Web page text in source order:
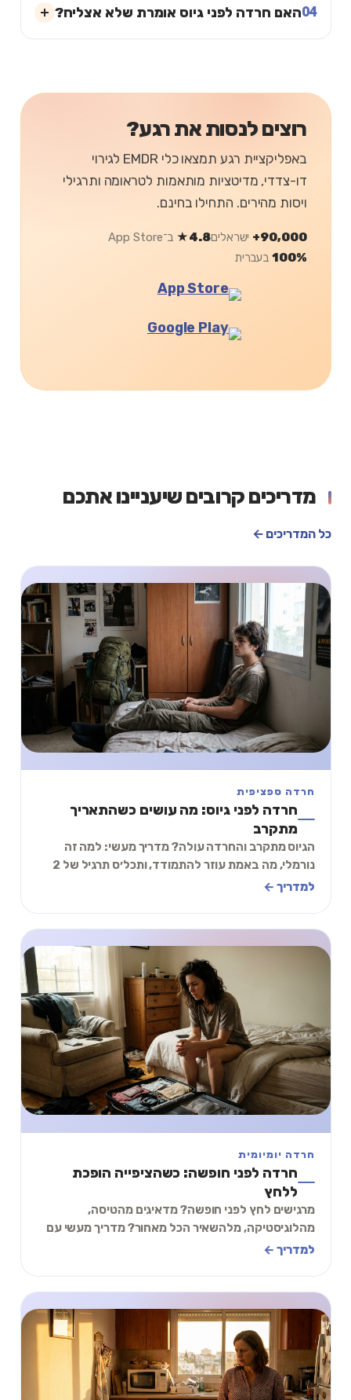
04האם חרדה לפני גיוס אומרת שלא אצליח?
רוצים לנסות את רגע?
באפליקציית רגע תמצאו כלי EMDR לגירוי
דו-צדדי, מדיטציות מותאמות לטראומה ותרגילי
ויסות מהירים. התחילו בחינם.
90,000+ ישראלים4.8★
ב־App Store
100%בעברית
מדריכים קרובים שיעניינו אתכם
כל המדריכים ←
חרדה ספציפית
חרדה לפני גיוס: מה עושים כשהתאריך
מתקרב
הגיוס מתקרב והחרדה עולה? מדריך מעשי: למה זה
נורמלי, מה באמת עוזר להתמודד, ותכל׳ס תרגיל של 2
דקות להרגעה.
למדריך ←
חרדה יומיומית
חרדה לפני חופשה: כשהציפייה הופכת
ללחץ
מרגישים לחץ לפני חופשה? מדאיגים מהטיסה,
מהלוגיסטיקה, מלהשאיר הכל מאחור? מדריך מעשי עם
תרגיל של 2 דקות להתמודדות עם חרדה לפני נסיעה.
למדריך ←